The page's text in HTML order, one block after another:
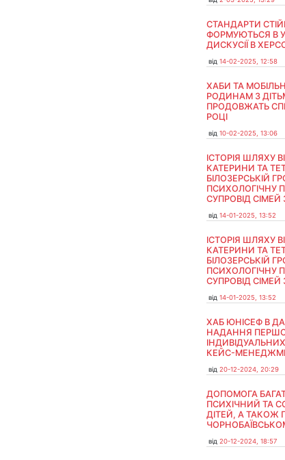
СТАНДАРТИ
ФОРМУЮТЬСЯ В
ДИСКУСІЇ В
від 14-02-2025, 12:58
ХАБИ ТА
РОДИНАМ З
ПРОДОВЖАТЬ
РОЦІ
від 10-02-2025, 13:06
ІСТОРІЯ ШЛЯХУ
КАТЕРИНИ ТА
БІЛОЗЕРСЬКІЙ
ПСИХОЛОГІЧНУ
СУПРОВІД СІМЕЙ
від 14-01-2025, 13:52
ІСТОРІЯ ШЛЯХУ
КАТЕРИНИ ТА
БІЛОЗЕРСЬКІЙ
ПСИХОЛОГІЧНУ
СУПРОВІД СІМЕЙ
від 14-01-2025, 13:52
ХАБ ЮНІСЕФ В
НАДАННЯ
КЕЙС-
від 20-12-2024, 20:29
ДОПОМОГА
ПСИХІЧНИЙ ТА
ДІТЕЙ, А ТАКОЖ
від 20-12-2024, 18:57